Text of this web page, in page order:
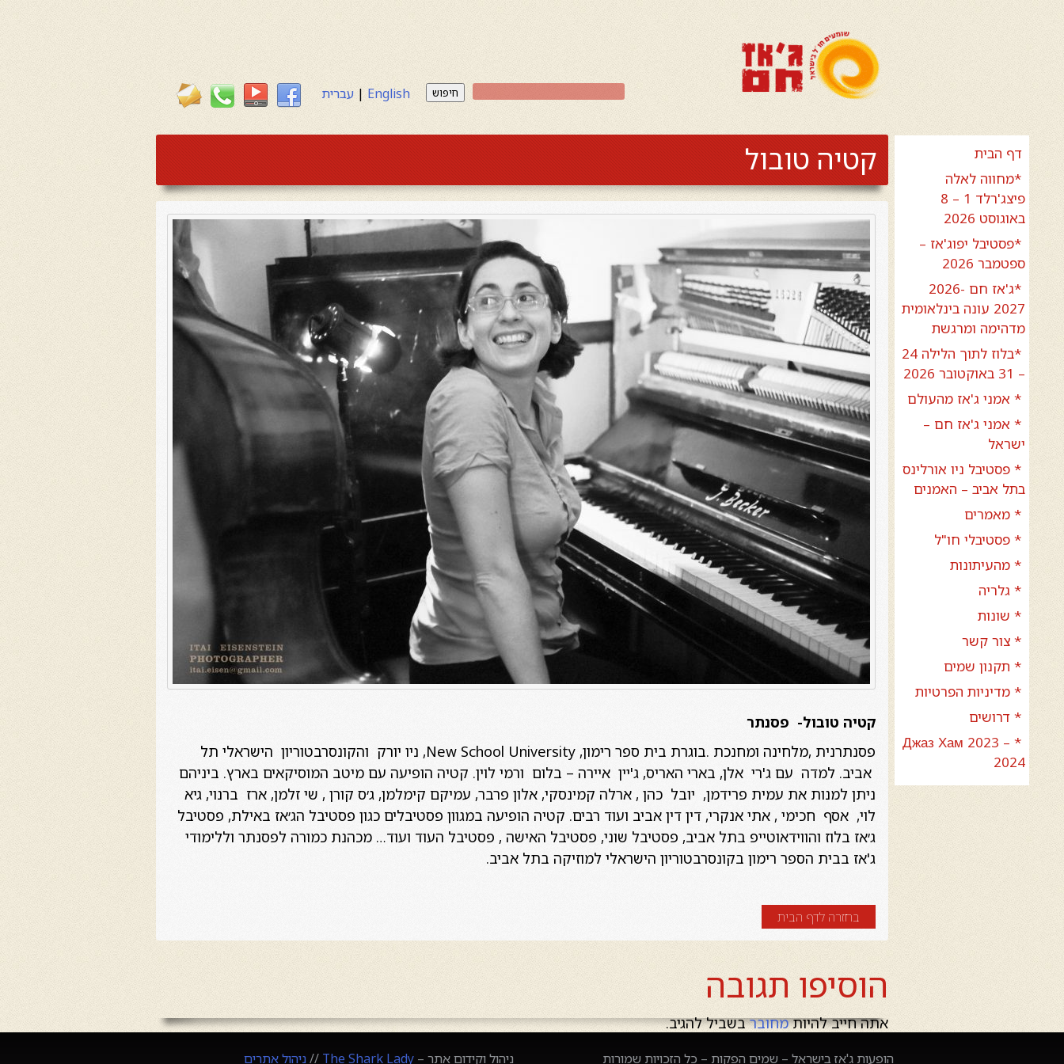
English
|עברית חיפוש
דף הבית
*מחווה לאלה
פיצג'רלד 1 – 8
באוגוסט 2026
*פסטיבל יפוג'אז –
ספטמבר 2026
*ג'אז חם 2026-
2027 עונה בינלאומית
מדהימה ומרגשת
*בלוז לתוך הלילה 24
– 31 באוקטובר 2026
* אמני ג'אז מהעולם
* אמני ג'אז חם –
ישראל
* פסטיבל ניו אורלינס
בתל אביב – האמנים
* מאמרים
* פסטיבלי חו"ל
* מהעיתונות
* גלריה
* שונות
* צור קשר
* תקנון שמים
* מדיניות הפרטיות
* דרושים
* Джаз Хам 2023 –
2024
קטיה טובול
קטיה טובול- פסנתר
פסנתרנית ,מלחינה ומחנכת .בוגרת בית ספר רימון, New School University, ניו יורק והקונסרבטוריון הישראלי תל
אביב. למדה עם ג'רי אלן, בארי האריס, ג'יין איירה – בלום ורמי לוין. קטיה הופיעה עם מיטב המוסיקאים בארץ. ביניהם
ניתן למנות את עמית פרידמן, יובל כהן , ארלה קמינסקי, אלון פרבר, עמיקם קימלמן, ג׳ס קורן , שי זלמן, ארז ברנוי, גיא
לוי, אסף חכימי , אתי אנקרי, דין דין אביב ועוד רבים. קטיה הופיעה במגוון פסטיבלים כגון פסטיבל הג׳אז באילת, פסטיבל
ג׳אז בלוז והווידאוטייפ בתל אביב, פסטיבל שוני, פסטיבל האישה , פסטיבל העוד ועוד… מכהנת כמורה לפסנתר וללימודי
ג'אז בבית הספר רימון בקונסרבטוריון הישראלי למוזיקה בתל אביב.
בחזרה לדף הבית
הוסיפו תגובה
אתה חייב להיותמחוברבשביל להגיב.
ניהול וקידום אתר – The Shark Lady
//ניהול אתרים הופעות ג'אז בישראל – שמים הפקות – כל הזכויות שמורות